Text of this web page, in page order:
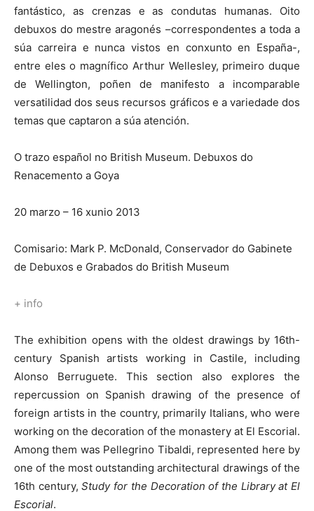
fantástico, as crenzas e as condutas humanas. Oito
debuxos do mestre aragonés –correspondentes a toda a
súa carreira e nunca vistos en conxunto en España-,
entre eles o magnífico Arthur Wellesley, primeiro duque
de Wellington, poñen de manifesto a incomparable
versatilidad dos seus recursos gráficos e a variedade dos
temas que captaron a súa atención.
O trazo español no British Museum. Debuxos do
Renacemento a Goya
20 marzo – 16 xunio 2013
Comisario: Mark P. McDonald, Conservador do Gabinete
de Debuxos e Grabados do British Museum
+ info
The exhibition opens with the oldest drawings by 16th-
century Spanish artists working in Castile, including
Alonso Berruguete. This section also explores the
repercussion on Spanish drawing of the presence of
foreign artists in the country, primarily Italians, who were
working on the decoration of the monastery at El Escorial.
Among them was Pellegrino Tibaldi, represented here by
one of the most outstanding architectural drawings of the
16th century,Study for the Decoration of the Library at El
Escorial.